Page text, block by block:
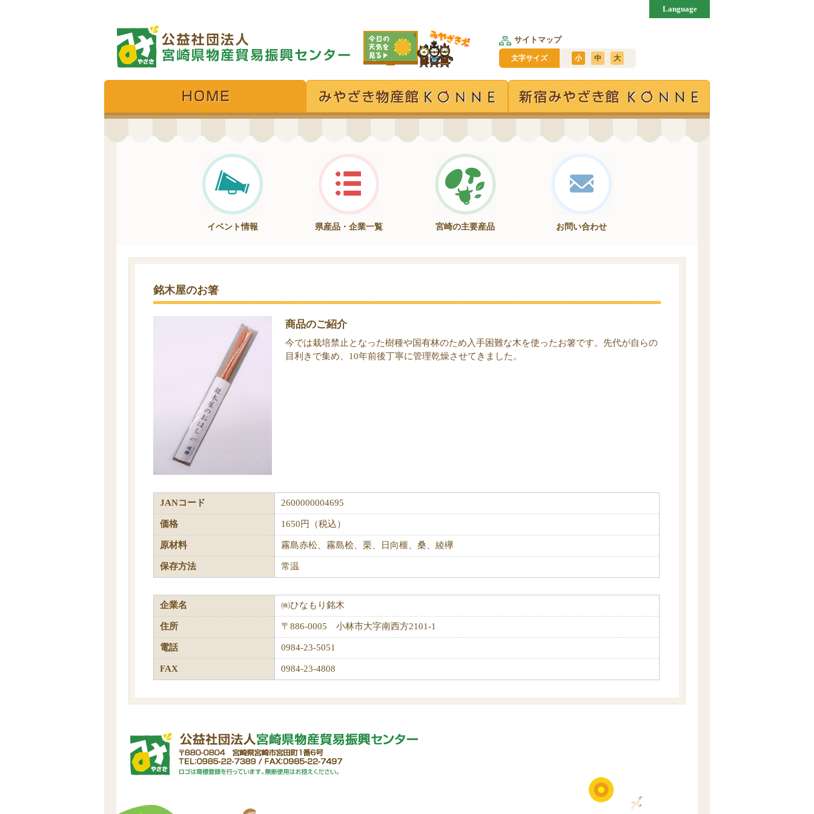
サイトマップ
文字サイズ 小 中 大
Language
イベント情報 県産品・企業一覧 宮崎の主要産品 お問い合わせ
銘木屋のお箸
商品のご紹介
今では栽培禁止となった樹種や国有林のため入手困難な木を使ったお箸です。先代が自らの
目利きで集め、10年前後丁寧に管理乾燥させてきました。
JANコード 2600000004695
価格 1650円（税込）
原材料 霧島赤松、霧島桧、栗、日向榧、桑、綾欅
保存方法 常温
企業名 ㈱ひなもり銘木
住所 〒886-0005 小林市大字南西方2101-1
電話 0984-23-5051
FAX 0984-23-4808